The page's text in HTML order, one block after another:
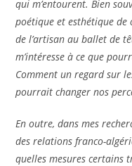
qui m’entourent. Bien
poétique et esthétique de
de l’artisan au ballet de
m’intéresse à ce que
Comment un regard sur
pourrait changer nos
En outre, dans mes
des relations franco-
quelles mesures certains